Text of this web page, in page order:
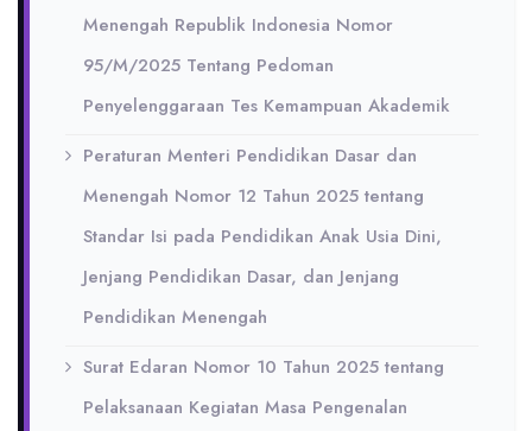
Menengah Republik Indonesia Nomor
95/M/2025 Tentang Pedoman
Penyelenggaraan Tes Kemampuan Akademik
Peraturan Menteri Pendidikan Dasar dan
Menengah Nomor 12 Tahun 2025 tentang
Standar Isi pada Pendidikan Anak Usia Dini,
Jenjang Pendidikan Dasar, dan Jenjang
Pendidikan Menengah
Surat Edaran Nomor 10 Tahun 2025 tentang
Pelaksanaan Kegiatan Masa Pengenalan